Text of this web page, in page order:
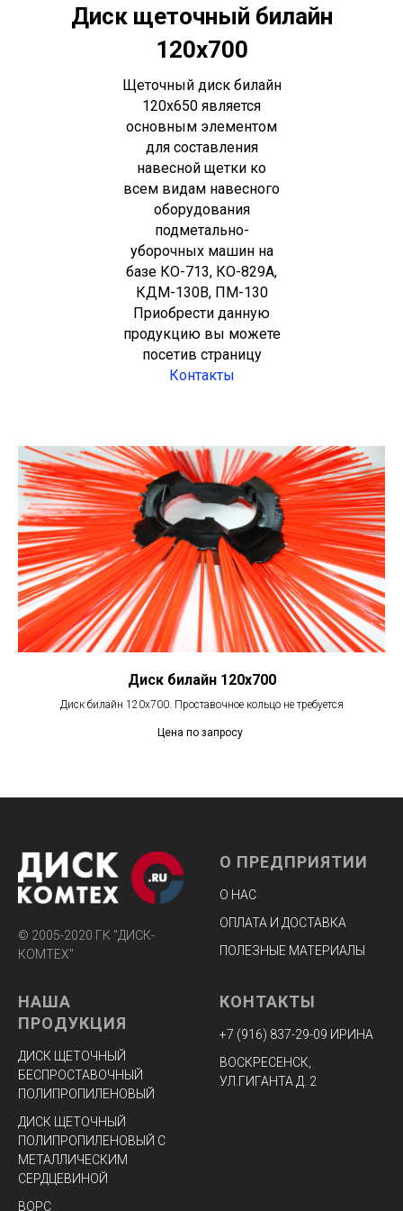
Диск щеточный билайн
120х700
Щеточный диск билайн
120х650 является
основным элементом
для составления
навесной щетки ко
всем видам навесного
оборудования
подметально-
уборочных машин на
базе КО-713, КО-829А,
КДМ-130В, ПМ-130
Приобрести данную
продукцию вы можете
посетив страницу
Контакты
Диск билайн 120х700
Диск билайн 120х700. Проставочное кольцо не требуется
Цена по запросу
© 2005-2020 ГК "ДИСК-
КОМТЕХ"
О ПРЕДПРИЯТИИ
О НАС
ОПЛАТА И ДОСТАВКА
ПОЛЕЗНЫЕ МАТЕРИАЛЫ
НАША
ПРОДУКЦИЯ
ДИСК ЩЕТОЧНЫЙ
БЕСПРОСТАВОЧНЫЙ
ПОЛИПРОПИЛЕНОВЫЙ
ДИСК ЩЕТОЧНЫЙ
ПОЛИПРОПИЛЕНОВЫЙ С
МЕТАЛЛИЧЕСКИМ
СЕРДЦЕВИНОЙ
ВОРС
КОНТАКТЫ
+7 (916) 837-29-09 ИРИНА
ВОСКРЕСЕНСК,
УЛ.ГИГАНТА Д. 2